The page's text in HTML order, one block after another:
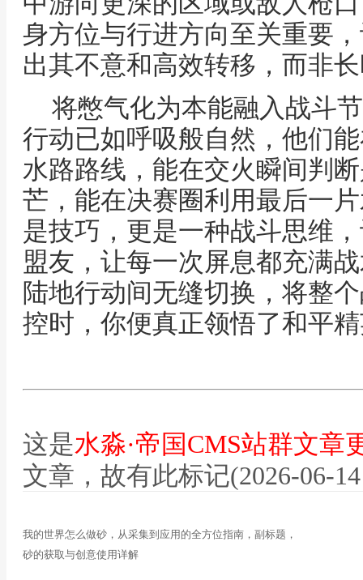
身方位与行进方向至关重要
出其不意和高效转移，而非
将憋气化为本能融入战斗
行动已如呼吸般自然，他们
水路路线，能在交火瞬间判
芒，能在决赛圈利用最后一
是技巧，更是一种战斗思维
盟友，让每一次屏息都充满
陆地行动间无缝切换，将整
控时，你便真正领悟了和平
这是水淼·帝国CMS站群文章
文章，故有此标记(2026-06-
我的世界怎么做砂，从采集到应用的全方位指南，副标题，
砂的获取与创意使用详解